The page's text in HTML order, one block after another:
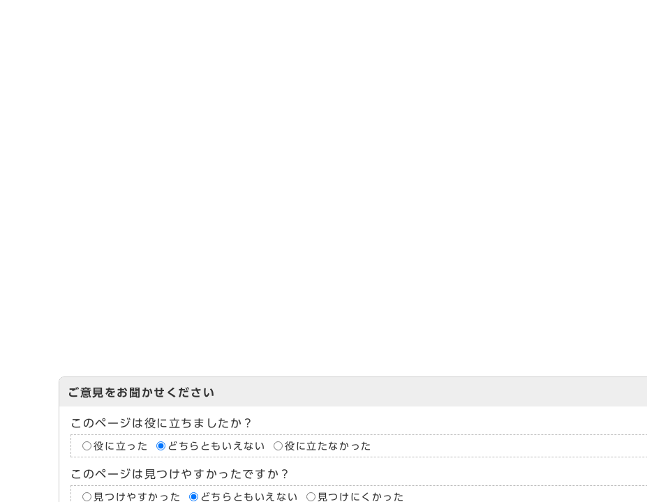
ご意見をお聞かせください
このページは役に立ちましたか？
役に立った どちらともいえない 役に立たなかった
このページは見つけやすかったですか？
見つけやすかった どちらともいえない 見つけにくかった